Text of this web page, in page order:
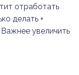
отработать
делать +
увеличить